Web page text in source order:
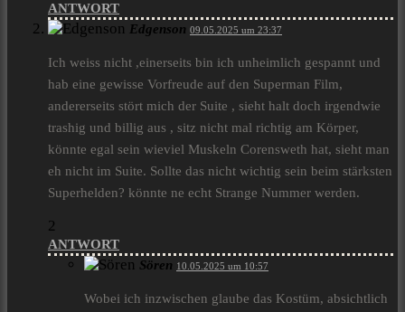
ANTWORT
Edgenson 09.05.2025 um 23:37
Ich weiss nicht ,einerseits bin ich unheimlich gespannt und
hab eine gewisse Vorfreude auf den Superman Film,
andererseits stört mich der Suite , sieht halt doch irgendwie
trashig und billig aus , sitz nicht mal richtig am Körper,
könnte egal sein wieviel Muskeln Corensweth hat, sieht man
eh nicht im Suite. Sollte das nicht wichtig sein beim stärksten
Superhelden? könnte ne echt Strange Nummer werden.
2
ANTWORT
Sören 10.05.2025 um 10:57
Wobei ich inzwischen glaube das Kostüm, absichtlich